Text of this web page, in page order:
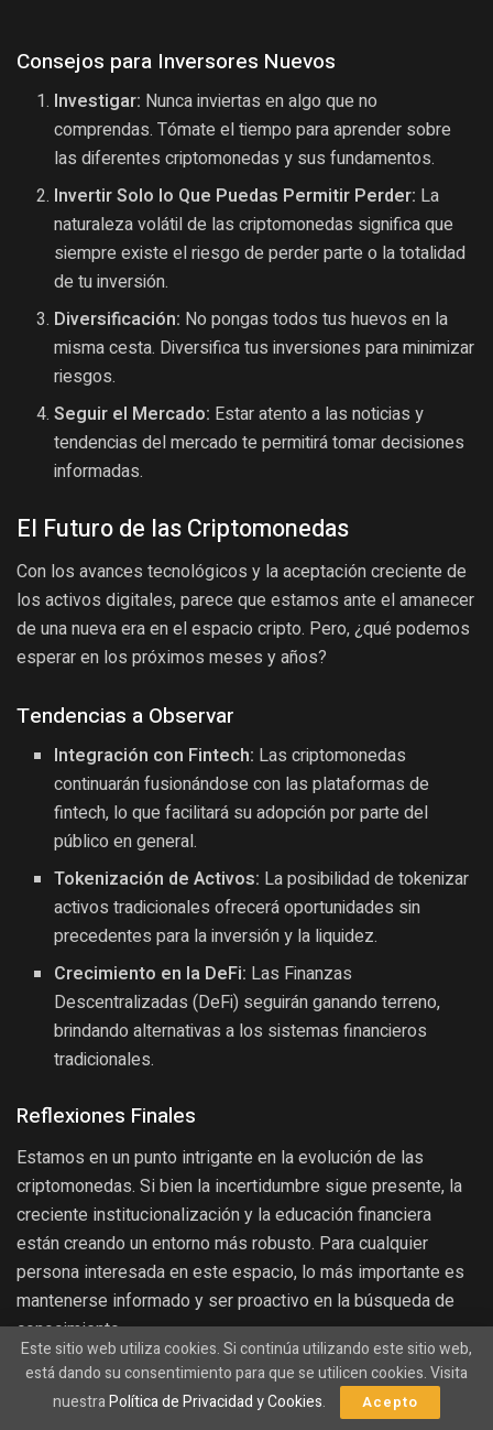
Consejos para Inversores Nuevos
Investigar: Nunca inviertas en algo que no
comprendas. Tómate el tiempo para aprender sobre
las diferentes criptomonedas y sus fundamentos.
Invertir Solo lo Que Puedas Permitir Perder: La
naturaleza volátil de las criptomonedas significa que
siempre existe el riesgo de perder parte o la totalidad
de tu inversión.
Diversificación: No pongas todos tus huevos en la
misma cesta. Diversifica tus inversiones para minimizar
riesgos.
Seguir el Mercado: Estar atento a las noticias y
tendencias del mercado te permitirá tomar decisiones
informadas.
El Futuro de las Criptomonedas
Con los avances tecnológicos y la aceptación creciente de
los activos digitales, parece que estamos ante el amanecer
de una nueva era en el espacio cripto. Pero, ¿qué podemos
esperar en los próximos meses y años?
Tendencias a Observar
Integración con Fintech: Las criptomonedas
continuarán fusionándose con las plataformas de
fintech, lo que facilitará su adopción por parte del
público en general.
Tokenización de Activos: La posibilidad de tokenizar
activos tradicionales ofrecerá oportunidades sin
precedentes para la inversión y la liquidez.
Crecimiento en la DeFi: Las Finanzas
Descentralizadas (DeFi) seguirán ganando terreno,
brindando alternativas a los sistemas financieros
tradicionales.
Reflexiones Finales
Estamos en un punto intrigante en la evolución de las
criptomonedas. Si bien la incertidumbre sigue presente, la
creciente institucionalización y la educación financiera
están creando un entorno más robusto. Para cualquier
persona interesada en este espacio, lo más importante es
mantenerse informado y ser proactivo en la búsqueda de
conocimiento.
Conclusión
Las criptomonedas han demostrado ser resilientes y están
Este sitio web utiliza cookies. Si continúa utilizando este sitio web,
está dando su consentimiento para que se utilicen cookies. Visita
nuestraPolítica de Privacidad y Cookies. Acepto